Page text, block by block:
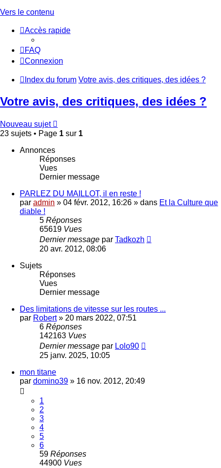
Vers le contenu
Accès rapide
FAQ
Connexion
Index du forum Votre avis, des critiques, des idées ?
Votre avis, des critiques, des idées ?
Nouveau sujet
23 sujets • Page 1 sur 1
Annonces
Réponses
Vues
Dernier message
PARLEZ DU MAILLOT, il en reste !
par admin » 04 févr. 2012, 16:26 » dans Et la Culture que
diable !
5 Réponses
65619 Vues
Dernier message par Tadkozh
20 avr. 2012, 08:06
Sujets
Réponses
Vues
Dernier message
Des limitations de vitesse sur les routes ...
par Robert» 20 mars 2022, 07:51
6 Réponses
142163 Vues
Dernier message par Lolo90
25 janv. 2025, 10:05
mon titane
par domino39 » 16 nov. 2012, 20:49
1
2
3
4
5
6
59 Réponses
44900 Vues